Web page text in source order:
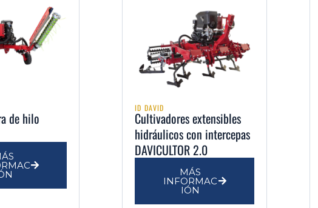
de hilo
ID DAVID
Cultivadores extensibles
hidráulicos con intercepas
DAVICULTOR 2.0
MÁS
INFORMAC
IÓN